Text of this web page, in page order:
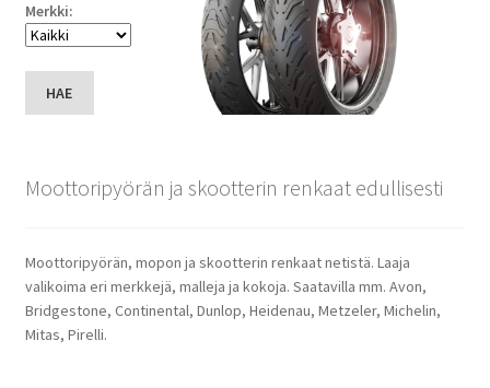
Merkki:
HAE
Moottoripyörän ja skootterin renkaat edullisesti
Moottoripyörän, mopon ja skootterin renkaat netistä. Laaja
valikoima eri merkkejä, malleja ja kokoja. Saatavilla mm. Avon,
Bridgestone, Continental, Dunlop, Heidenau, Metzeler, Michelin,
Mitas, Pirelli.